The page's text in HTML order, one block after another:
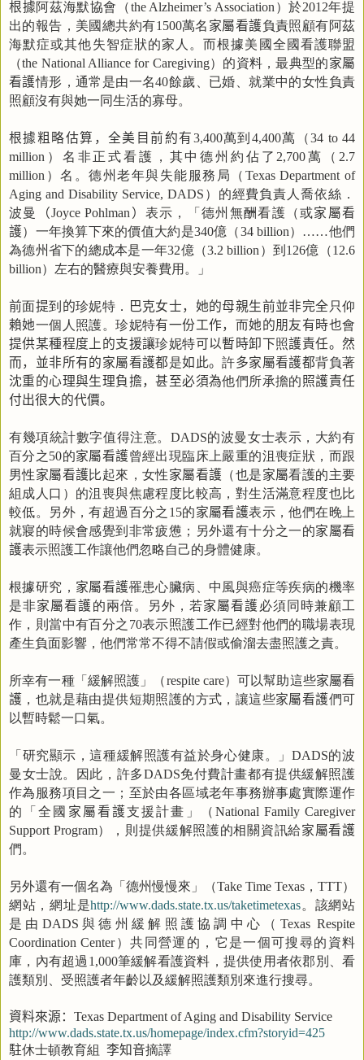
根據阿茲海默協會（the Alzheimer’s Association）於2012年提
出的報告，美國總共約有1500萬名家屬看護負責照顧有阿茲
海默症或其他失智症狀的家人。而根據美國全國看護聯盟
（the National Alliance for Caregiving）的資料，最典型的家屬
看護情形，通常是由一名40餘歲、已婚、就業中的女性負責
照顧沒有與她一同生活的寡母。
根據粗略估算，全美目前約有3,400萬到4,400萬（34 to 44
million ）名非正式看護，其中德州約佔了2,700萬（2.7
million ）名。德州老年與失能服務局（ Texas Department of
Aging and Disability Service, DADS ）的經費負責人喬依絲．
波曼
（Joyce Pohlman ） 表示，「德州無酬看護（或家屬看
護）一年換算下來的價值大約是340億（34 billion） ……他們
為德州省下的總成本是一年32億（3.2 billion ）到126億（12.6
billion）左右的醫療與安養費用。」
前面提到的珍妮特． 巴克女士，她的母親生前並非完全只仰
賴她一個人照護。珍妮特有一份工作， 而她的朋友有時也會
提供某種程度上的支援讓珍妮特可以暫時卸下照護責任。然
而，並非所有的家屬看護都是如此。許多家屬看護都背負著
沈重的心理與生理負擔，甚至必須為他們所承擔的照護責任
付出很大的代價。
有幾項統計數字值得注意。 DADS的波曼女士表示，大約有
百分之50的家屬看護曾經出現臨床上嚴重的沮喪症狀，而跟
男性家屬看護比起來，女性家屬看護 （也是家屬看護的主要
組成人口）的沮喪與焦慮程度比較高，對生活滿意程度也比
較低。另外，有超過百分之 15的家屬看護表示，他們在晚上
就寢的時候會感覺到非常疲憊；另外還有十分之一的家屬看
護表示照護工作讓他們忽略自己的身體健康。
根據研究， 家屬看護罹患心臟病、中風與癌症等疾病的機率
是非家屬看護的兩倍。另外，若家屬看護必須同時兼顧工
作，則當中有百分之 70表示照護工作已經對他們的職場表現
產生負面影響，他們常常不得不請假或偷溜去盡照護之責。
所幸有一種「緩解照護」（respite care）可以幫助這些家屬看
護 ，也就是藉由提供短期照護的方式，讓這些家屬看護們可
以暫時鬆一口氣。
「研究顯示，這種緩解照護有益於身心健康。」 DADS的波
曼女士說。因此，許多DADS免付費計畫都有提供緩解照護
作為服務項目之一；至於由各區域老年事務辦事處實際運作
的「全國 家屬看護支援計畫」（ National Family Caregiver
Support Program），則提供緩解照護的相關資訊給家屬看護
們。
另外還有一個名為「德州慢慢來」（Take Time Texas ， TTT）
網站，網址是http://www.dads.state.tx.us/taketimetexas。該網站
是由 DADS 與德州緩解照護協調中心（ Texas Respite
Coordination Center）共同營運的，它是一個可搜尋的資料
庫，內有超過 1,000筆緩解看護資料，提供使用者依郡別、看
護類別、受照護者年齡以及緩解照護類別來進行搜尋。
資料來源：
Texas Department of Aging and Disability Service
http://www.dads.state.tx.us/homepage/index.cfm?storyid=425
駐休士頓教育組 李知音摘譯